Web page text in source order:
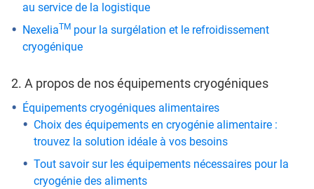
au service de la logistique
NexeliaTM pour la surgélation et le refroidissement
cryogénique
2. A propos de nos équipements cryogéniques
Équipements cryogéniques alimentaires
Choix des équipements en cryogénie alimentaire :
trouvez la solution idéale à vos besoins
Tout savoir sur les équipements nécessaires pour la
cryogénie des aliments